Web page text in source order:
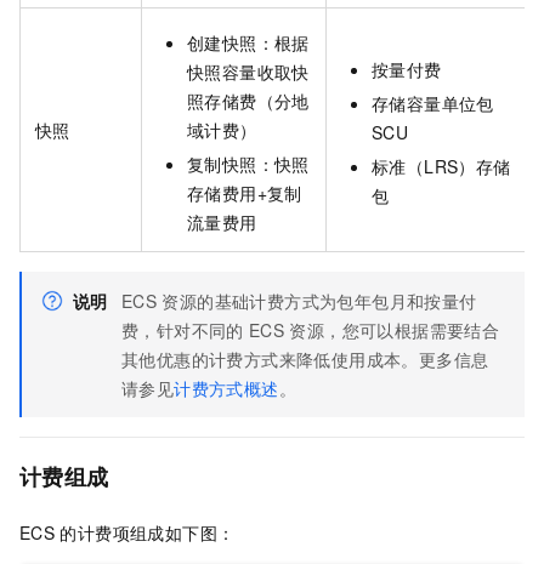
快照
创建快照：根据
快照容量收取快
照存储费（分地
域计费）
复制快照：快照
存储费用+复制
流量费用
按量付费
存储容量单位包
SCU
标准（LRS）存储
包
说明 ECS 资源的基础计费方式为包年包月和按量付
费，针对不同的 ECS 资源，您可以根据需要结合
其他优惠的计费方式来降低使用成本。更多信息
请参见计费方式概述。
计费组成
ECS 的计费项组成如下图：